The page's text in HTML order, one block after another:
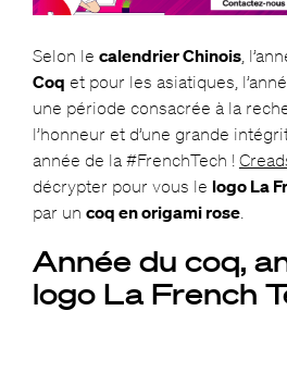
Selon le calendrier Chinois,
Coq et pour les asiatiques,
une période consacrée à la
l’honneur et d’une grande
année de la #FrenchTech !
décrypter pour vous le logo La
par un coq en origami rose.
Année du coq,
logo La French